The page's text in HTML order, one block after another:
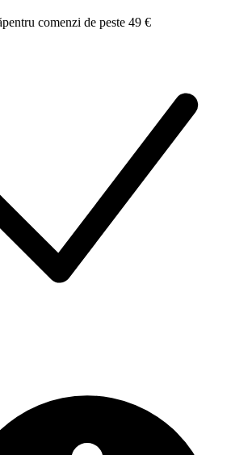
pentru comenzi de peste 49 €